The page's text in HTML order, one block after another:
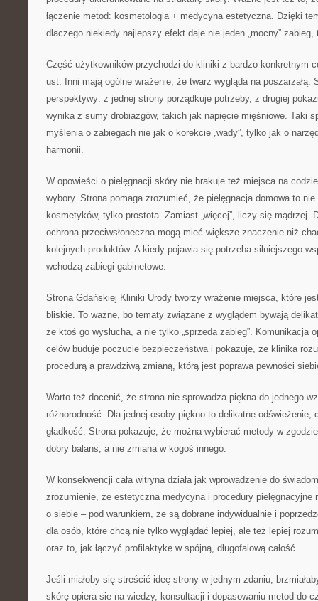
łączenie metod: kosmetologia + medycyna estetyczna. Dzięki
dlaczego niekiedy najlepszy efekt daje nie jeden „mocny”
Część użytkowników przychodzi do kliniki z bardzo konkretnym
ust. Inni mają ogólne wrażenie, że twarz wygląda na poszarzałą.
perspektywy: z jednej strony porządkuje potrzeby, z drugiej
wynika z sumy drobiazgów, takich jak napięcie mięśniowe. Taki
myślenia o zabiegach nie jak o korekcie „wady”, tylko jak o
harmonii.
W opowieści o pielęgnacji skóry nie brakuje też miejsca na
wybory. Strona pomaga zrozumieć, że pielęgnacja domowa to
kosmetyków, tylko prostota. Zamiast „więcej”, liczy się mądrzej.
ochrona przeciwsłoneczna mogą mieć większe znaczenie niż
kolejnych produktów. A kiedy pojawia się potrzeba silniejszego
wchodzą zabiegi gabinetowe.
Strona Gdańskiej Kliniki Urody tworzy wrażenie miejsca, które
bliskie. To ważne, bo tematy związane z wyglądem bywają
że ktoś go wysłucha, a nie tylko „sprzeda zabieg”. Komunikacja
celów buduje poczucie bezpieczeństwa i pokazuje, że klinika
procedurą a prawdziwą zmianą, którą jest poprawa pewności
Warto też docenić, że strona nie sprowadza piękna do jednego
różnorodność. Dla jednej osoby piękno to delikatne odświeżenie,
gładkość. Strona pokazuje, że można wybierać metody w
dobry balans, a nie zmiana w kogoś innego.
W konsekwencji cała witryna działa jak wprowadzenie do
zrozumienie, że estetyczna medycyna i procedury pielęgnacyjne
o siebie – pod warunkiem, że są dobrane indywidualnie i
dla osób, które chcą nie tylko wyglądać lepiej, ale też lepiej
oraz to, jak łączyć profilaktykę w spójną, długofalową całość.
Jeśli miałoby się streścić ideę strony w jednym zdaniu,
skórę opiera się na wiedzy, konsultacji i dopasowaniu metod do